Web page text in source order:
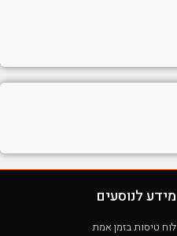
מידע לנוסעים
לוח טיסות בזמן אמת